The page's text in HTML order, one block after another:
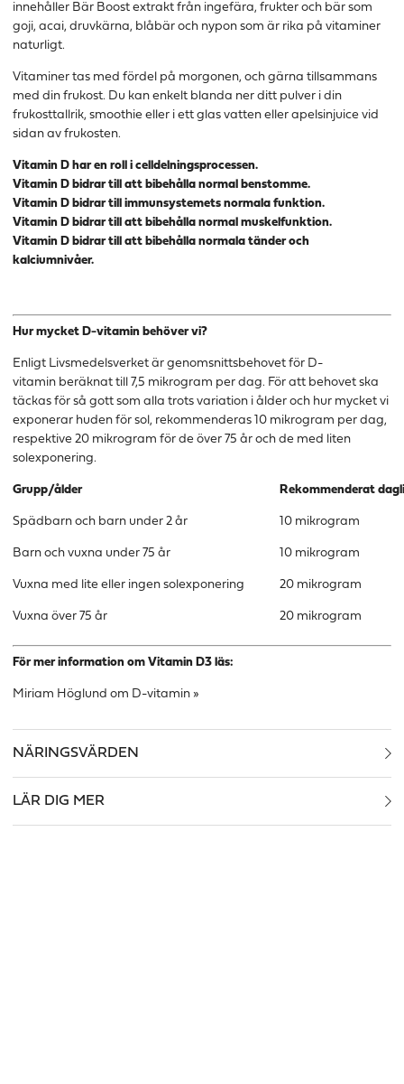
innehåller Bär Boost extrakt från ingefära, frukter och bär som
goji, acai, druvkärna, blåbär och nypon som är rika på vitaminer
naturligt.
Vitaminer tas med fördel på morgonen, och gärna tillsammans
med din frukost. Du kan enkelt blanda ner ditt pulver i din
frukosttallrik, smoothie eller i ett glas vatten eller apelsinjuice vid
sidan av frukosten.
Vitamin D har en roll i celldelningsprocessen.
Vitamin D bidrar till att bibehålla normal benstomme.
Vitamin D bidrar till immunsystemets normala funktion.
Vitamin D bidrar till att bibehålla normal muskelfunktion.
Vitamin D bidrar till att bibehålla normala tänder och
kalciumnivåer.
Hur mycket D-vitamin behöver vi?
Enligt Livsmedelsverket är genomsnittsbehovet för D-
vitamin beräknat till 7,5 mikrogram per dag. För att behovet ska
täckas för så gott som alla trots variation i ålder och hur mycket vi
exponerar huden för sol, rekommenderas 10 mikrogram per dag,
respektive 20 mikrogram för de över 75 år och de med liten
solexponering.
Grupp/ålder Rekommenderat
Spädbarn och barn under 2 år 10 mikrogram
Barn och vuxna under 75 år 10 mikrogram
Vuxna med lite eller ingen solexponering 20 mikrogram
Vuxna över 75 år 20 mikrogram
För mer information om Vitamin D3 läs:
Miriam Höglund om D-vitamin »
NÄRINGSVÄRDEN
LÄR DIG MER